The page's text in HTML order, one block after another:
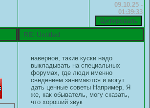
09.10.25 -
01:39:33
RE: Untitled
наверное, такие куски надо
выкладывать на специальных
форумах, где люди именно
сведением занимаются и могут
дать ценные советы Например, Я
же, как обыватель, могу сказать,
что хороший звук